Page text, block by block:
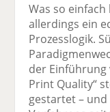
Was so
allerdings ein
Prozesslogik.
der Einführung
Print Quality“
gestartet –